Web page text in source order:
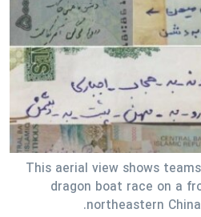
This aerial view shows
dragon boat race on a
northeastern